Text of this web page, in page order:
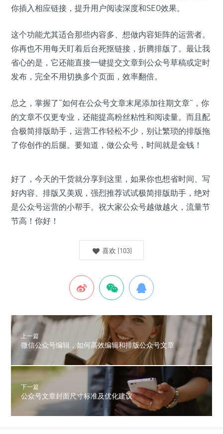
你插入相应链接，提升用户阅读深度和SEO效果。
这个功能尤其适合那些内容多、想做内容矩阵的运营者。
你再也不用每天盯着后台死抠链接，折腾排版了。最让我
省心的是，它还能直接一键提交文章到公众号草稿或定时
发布，完全不用切换多个页面，效率翻倍。
总之，掌握了“如何在公众号文章末尾添加往期文章”，你
的文章不仅更专业，还能提高粉丝粘性和阅读量。而且配
合极简排版助手，运营工作轻松不少，别让繁琐的排版拖
了你创作的后腿。要知道，做公众号，时间就是金钱！
好了，今天的干货就分享到这里，如果你也想省时间、写
好内容、排版又美观，强烈推荐试试极简排版助手，绝对
是公众号运营的小帮手。祝大家公众号越做越火，流量节
节高！你好！
喜欢 (103)
上一篇
微信公众号编辑，如何高效编辑和排版公众号文章
下一篇
公众号文章封面尺寸标准及优化建议